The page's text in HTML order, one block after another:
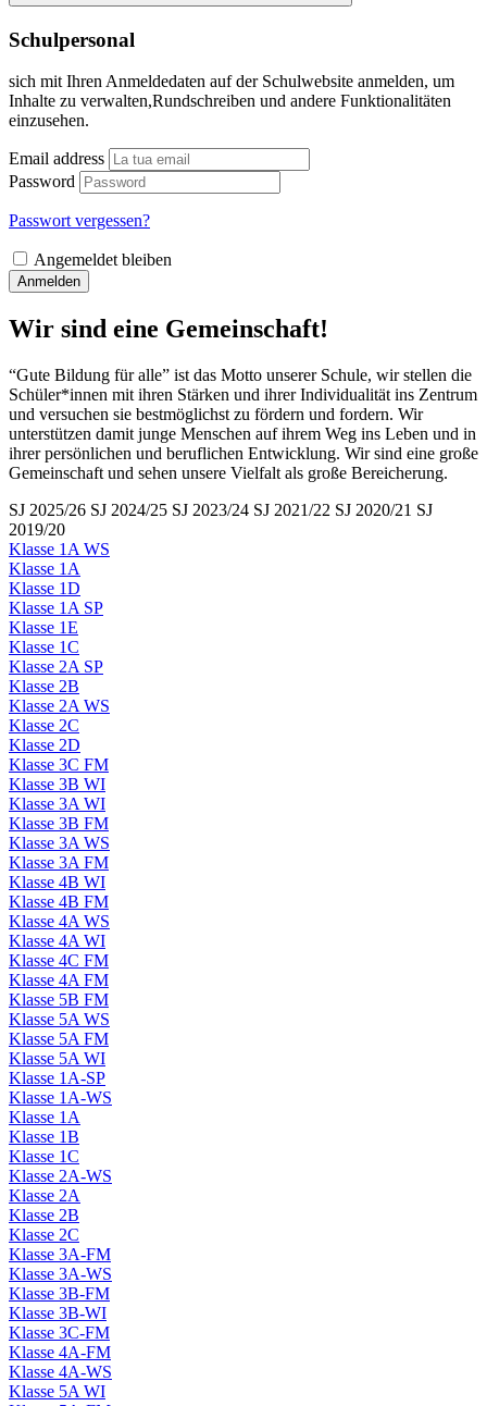
Schulpersonal
sich mit Ihren Anmeldedaten auf der Schulwebsite anmelden, um
Inhalte zu verwalten,Rundschreiben und andere Funktionalitäten
einzusehen.
Email address
Password
Passwort vergessen?
Angemeldet bleiben
Anmelden
Wir sind eine Gemeinschaft!
“Gute Bildung für alle” ist das Motto unserer Schule, wir stellen die
Schüler*innen mit ihren Stärken und ihrer Individualität ins Zentrum
und versuchen sie bestmöglichst zu fördern und fordern. Wir
unterstützen damit junge Menschen auf ihrem Weg ins Leben und in
ihrer persönlichen und beruflichen Entwicklung. Wir sind eine große
Gemeinschaft und sehen unsere Vielfalt als große Bereicherung.
SJ 2025/26 SJ 2024/25 SJ 2023/24 SJ 2021/22 SJ 2020/21 SJ
2019/20
Klasse 1A WS
Klasse 1A
Klasse 1D
Klasse 1A SP
Klasse 1E
Klasse 1C
Klasse 2A SP
Klasse 2B
Klasse 2A WS
Klasse 2C
Klasse 2D
Klasse 3C FM
Klasse 3B WI
Klasse 3A WI
Klasse 3B FM
Klasse 3A WS
Klasse 3A FM
Klasse 4B WI
Klasse 4B FM
Klasse 4A WS
Klasse 4A WI
Klasse 4C FM
Klasse 4A FM
Klasse 5B FM
Klasse 5A WS
Klasse 5A FM
Klasse 5A WI
Klasse 1A-SP
Klasse 1A-WS
Klasse 1A
Klasse 1B
Klasse 1C
Klasse 2A-WS
Klasse 2A
Klasse 2B
Klasse 2C
Klasse 3A-FM
Klasse 3A-WS
Klasse 3B-FM
Klasse 3B-WI
Klasse 3C-FM
Klasse 4A-FM
Klasse 4A-WS
Klasse 5A WI